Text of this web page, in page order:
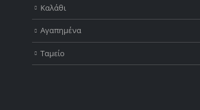
Καλάθι
Αγαπημένα
Ταμείο